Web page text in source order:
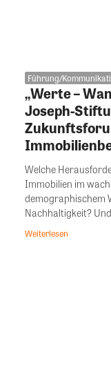
Führung/
„Werte –
Joseph-
Welche
Immobilien im
demographischem
Nachhaltigkeit?
Weiterlesen